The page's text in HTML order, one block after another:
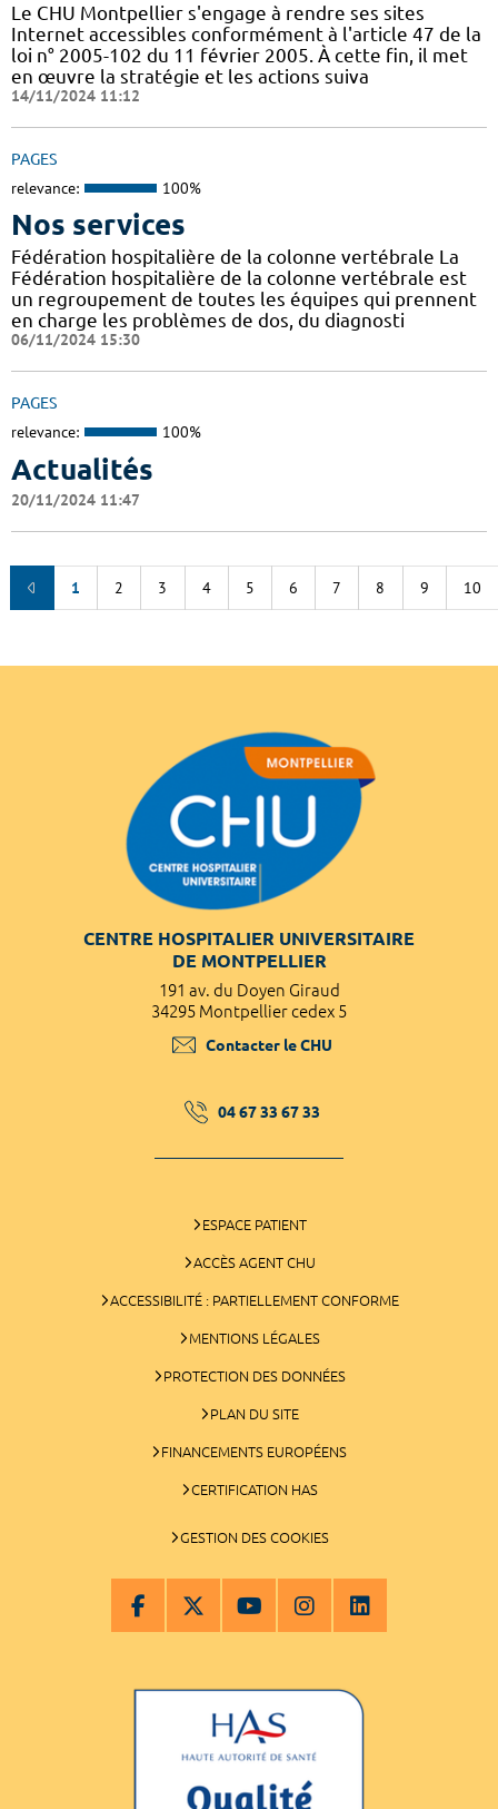
Le CHU Montpellier s'engage à rendre ses sites
Internet accessibles conformément à l'article 47 de la
loi n° 2005-102 du 11 février 2005. À cette fin, il met
en œuvre la stratégie et les actions suiva
14/11/2024 11:12
PAGES
relevance: 100%
Nos services
Fédération hospitalière de la colonne vertébrale La
Fédération hospitalière de la colonne vertébrale est
un regroupement de toutes les équipes qui prennent
en charge les problèmes de dos, du diagnosti
06/11/2024 15:30
PAGES
relevance: 100%
Actualités
20/11/2024 11:47
1 2 3 4 5 6 7 8 9 10
CENTRE HOSPITALIER UNIVERSITAIRE
DE MONTPELLIER
191 av. du Doyen Giraud
34295 Montpellier cedex 5
Contacter le CHU
04 67 33 67 33
ESPACE PATIENT
ACCÈS AGENT CHU
ACCESSIBILITÉ : PARTIELLEMENT CONFORME
MENTIONS LÉGALES
PROTECTION DES DONNÉES
PLAN DU SITE
FINANCEMENTS EUROPÉENS
CERTIFICATION HAS
GESTION DES COOKIES